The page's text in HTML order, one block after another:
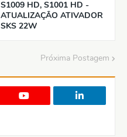
S1009 HD, S1001 HD -
ATUALIZAÇÃO ATIVADOR
SKS 22W
Próxima Postagem